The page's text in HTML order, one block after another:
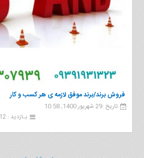
فروش برند/برند موفق لازمه ی هر کسب و کار
تاریخ :29 شهریور 1400, 10:58
بـازدید : 912